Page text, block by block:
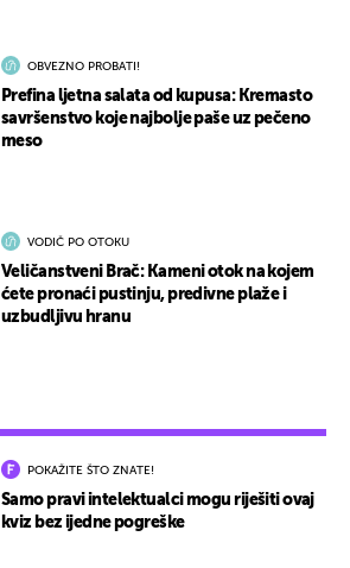
POKAŽITE ŠTO ZNATE!
Samo pravi intelektualci mogu riješiti ovaj
kviz bez ijedne pogreške
OBVEZNO PROBATI!
Prefina ljetna salata od kupusa: Kremasto
savršenstvo koje najbolje paše uz pečeno
meso
VODIČ PO OTOKU
Veličanstveni Brač: Kameni otok na kojem
ćete pronaći pustinju, predivne plaže i
uzbudljivu hranu